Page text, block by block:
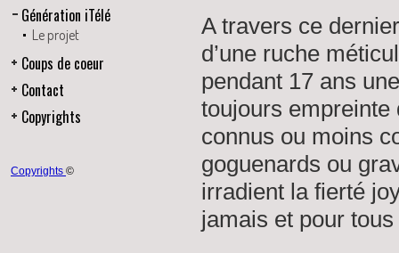
Génération iTélé
Le projet
Coups de coeur
Contact
Copyrights
Copyrights ©
A travers ce
d’une ruche
pendant 17 ans
toujours empreinte
connus ou moins
goguenards ou
irradient la fierté
jamais et pour